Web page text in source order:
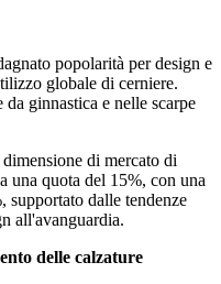
popolarità per design e
globale di cerniere.
ginnastica e nelle scarpe
di mercato di
una quota del 15%, con una
supportato dalle tendenze
all'avanguardia.
delle calzature